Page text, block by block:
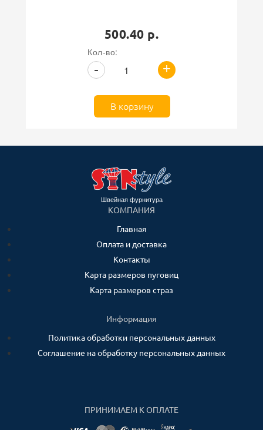
500.40 р.
Кол-во:
+
-
В корзину
Швейная фурнитура
КОМПАНИЯ
Главная
Оплата и доставка
Контакты
Карта размеров пуговиц
Карта размеров страз
Информация
Политика обработки персональных данных
Соглашение на обработку персональных данных
ПРИНИМАЕМ К ОПЛАТЕ